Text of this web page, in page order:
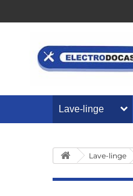
Lave-linge
Lave-linge